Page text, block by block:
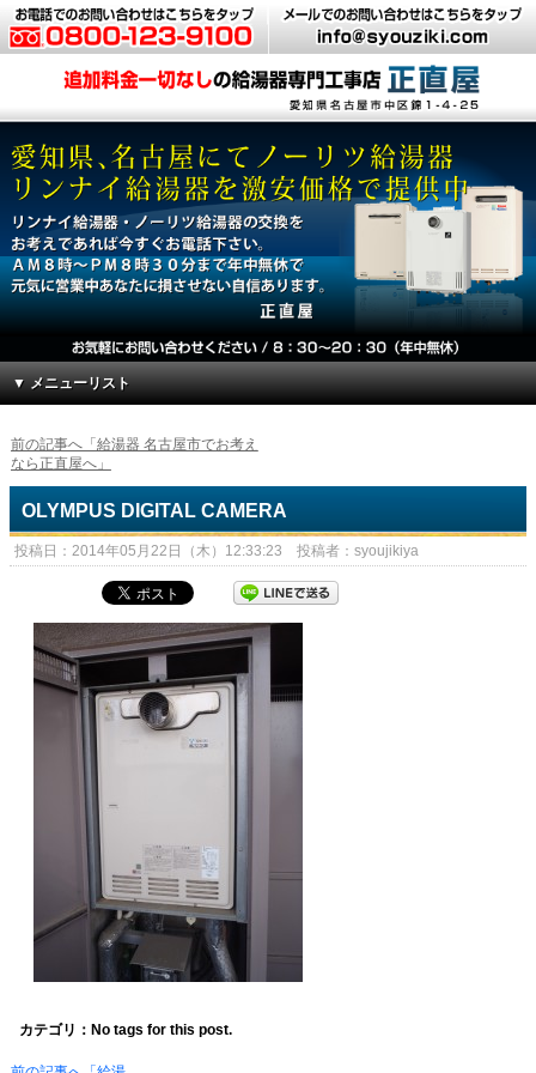
▼ メニューリスト
前の記事へ「給湯器 名古屋市でお考え
なら正直屋へ」
OLYMPUS DIGITAL CAMERA
投稿日：2014年05月22日（木）12:33:23 投稿者：syoujikiya
カテゴリ：No tags for this post.